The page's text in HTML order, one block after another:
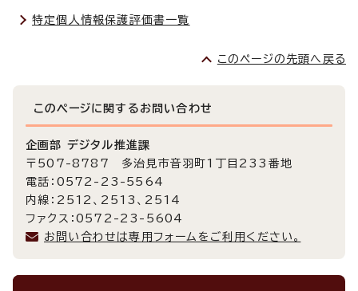
特定個人情報保護評価書一覧
このページの先頭へ戻る
このページに関する お問い合わせ
企画部 デジタル推進課
〒507-8787 多治見市音羽町1丁目233番地
電話：0572-23-5564
内線：2512、2513、2514
ファクス：0572-23-5604
お問い合わせは専用フォームをご利用ください。